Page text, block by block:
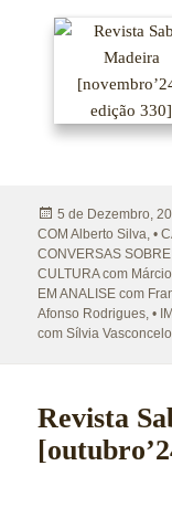
Publicado
a
5 de Dezembro,
COM Alberto Silva,•
CONVERSAS
CULTURA com
EM ANALISE com
Afonso Rodrigues,•
com Sílvia
Revista